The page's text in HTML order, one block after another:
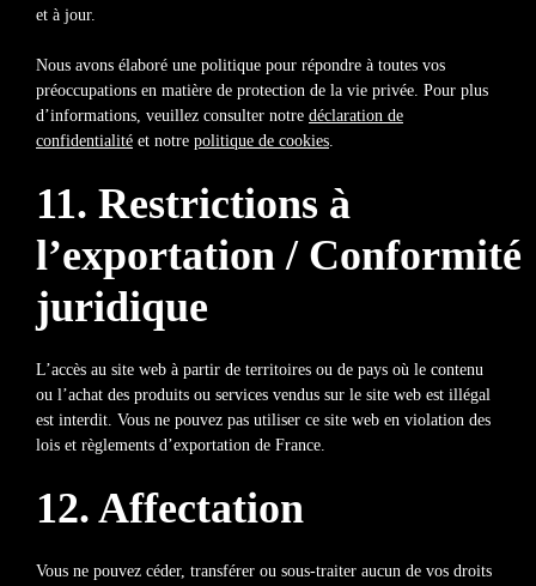
et à jour.
Nous avons élaboré une politique pour répondre à toutes vos
préoccupations en matière de protection de la vie privée. Pour plus
d’informations, veuillez consulter notre déclaration de
confidentialité et notre politique de cookies.
11. Restrictions à
l’exportation / Conformité
juridique
L’accès au site web à partir de territoires ou de pays où le contenu
ou l’achat des produits ou services vendus sur le site web est illégal
est interdit. Vous ne pouvez pas utiliser ce site web en violation des
lois et règlements d’exportation de France.
12. Affectation
Vous ne pouvez céder, transférer ou sous-traiter aucun de vos droits